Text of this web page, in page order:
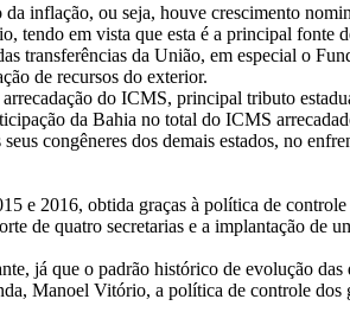
inflação, ou seja, houve crescimento
tendo em vista que esta é a principal fonte
transferências da União, em especial o
de recursos do exterior.
do ICMS, principal tributo
da Bahia no total do ICMS
congêneres dos demais estados, no
e 2016, obtida graças à política de
de quatro secretarias e a implantação de
já que o padrão histórico de evolução
Manoel Vitório, a política de controle